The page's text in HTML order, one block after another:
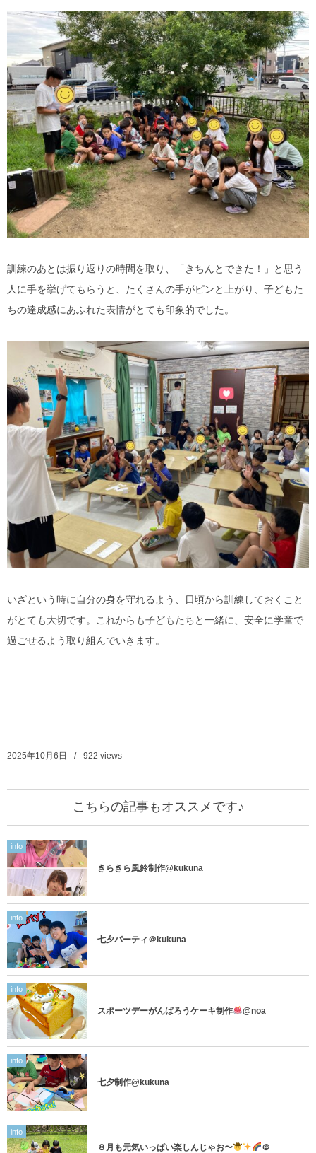
訓練のあとは振り返りの時間を取り、「きちんとできた！」と思う
人に手を挙げてもらうと、たくさんの手がピンと上がり、子どもた
ちの達成感にあふれた表情がとても印象的でした。
いざという時に自分の身を守れるよう、日頃から訓練しておくこと
がとても大切です。これからも子どもたちと一緒に、安全に学童で
過ごせるよう取り組んでいきます。
2025年10月6日 922 views
こちらの記事もオススメです♪
info
きらきら風鈴制作@kukuna
info
七夕パーティ＠kukuna
info
スポーツデーがんばろうケーキ制作 @noa
info
七夕制作@kukuna
info
８月も元気いっぱい楽しんじゃお〜
＠